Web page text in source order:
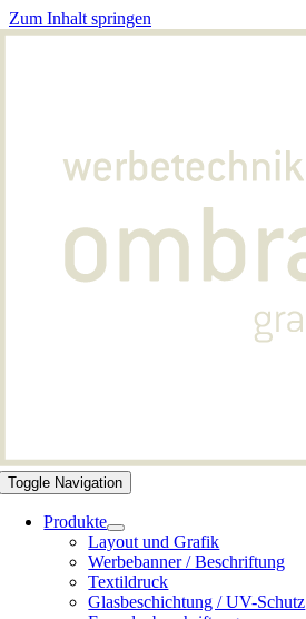
Zum Inhalt springen
Toggle Navigation
Produkte
Layout und Grafik
Werbebanner / Beschriftung
Textildruck
Glasbeschichtung / UV-Schutz